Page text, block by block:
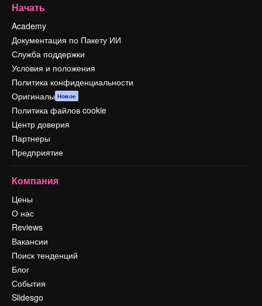
Начать
Academy
Документация по Пакету ИИ
Служба поддержки
Условия и положения
Политика конфиденциальности
Оригиналы Новое
Политика файлов cookie
Центр доверия
Партнеры
Предприятие
Компания
Цены
О нас
Reviews
Вакансии
Поиск тенденций
Блог
События
Slidesgo